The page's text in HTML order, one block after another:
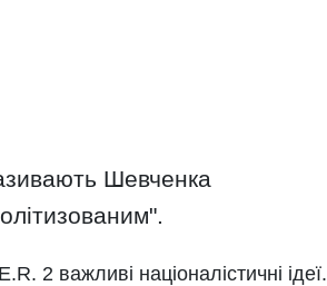
Шевченка
2 важливі націоналістичні ідеї.